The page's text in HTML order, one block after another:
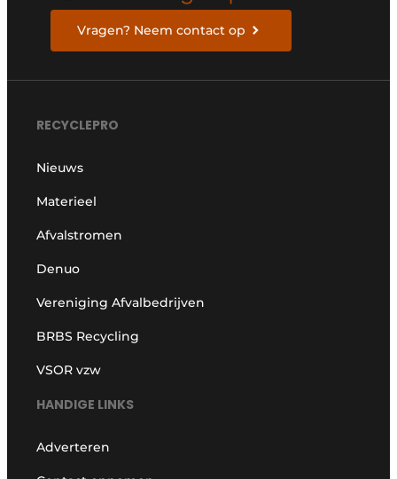
Vragen? Neem contact op
RECYCLEPRO
Nieuws
Materieel
Afvalstromen
Denuo
Vereniging Afvalbedrijven
BRBS Recycling
VSOR vzw
HANDIGE LINKS
Adverteren